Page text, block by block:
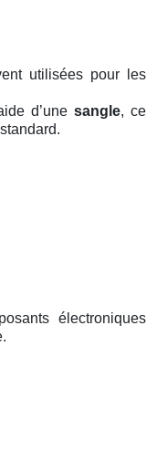
utilisées pour les
d’une sangle, ce
électroniques